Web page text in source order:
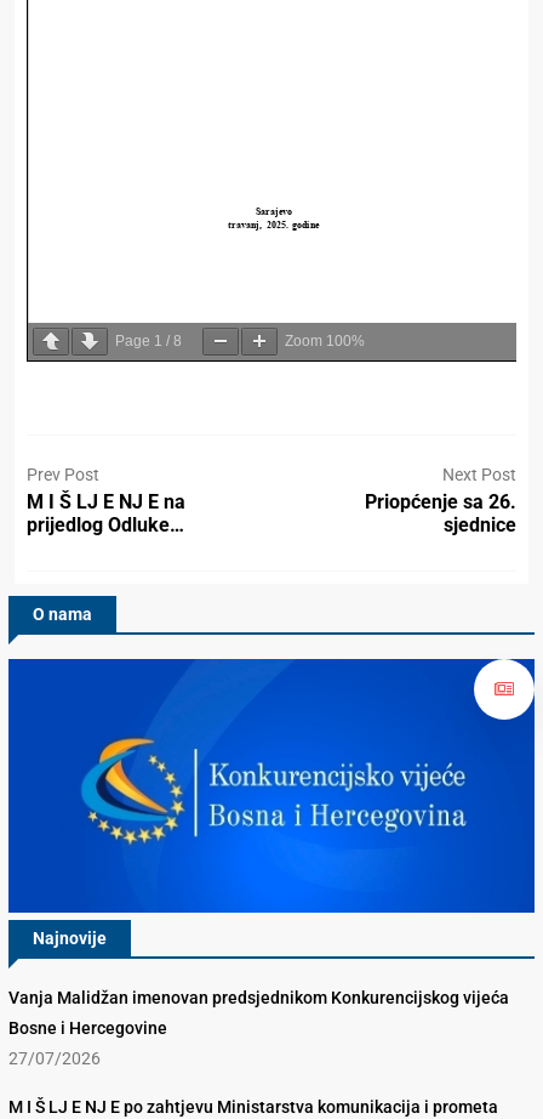
Page 1 / 8 Zoom 100%
Prev Post
M I Š LJ E NJ E na
prijedlog Odluke…
Next Post
Priopćenje sa 26.
sjednice
O nama
Najnovije
Vanja Malidžan imenovan predsjednikom Konkurencijskog vijeća
Bosne i Hercegovine
27/07/2026
M I Š LJ E NJ E po zahtjevu Ministarstva komunikacija i prometa